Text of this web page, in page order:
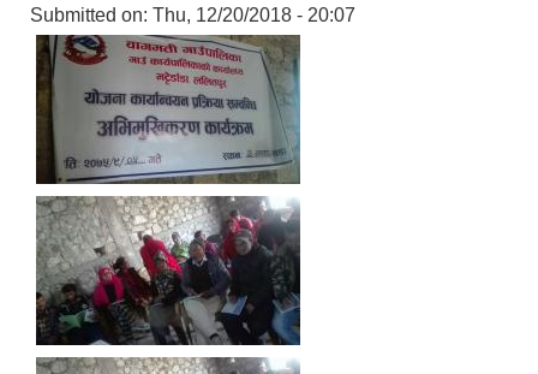
Submitted on: Thu, 12/20/2018 - 20:07